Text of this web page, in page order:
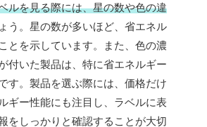
ルを見る際には、星の数や色の違
う。星の数が多いほど、省エネル
とを示しています。また、色の濃
付いた製品は、特に省エネルギー
す。製品を選ぶ際には、価格だけ
ギー性能にも注目し、ラベルに表
をしっかりと確認することが大切